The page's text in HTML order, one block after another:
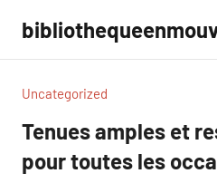
contenu
Uncategorized
Tenues amples et
pour toutes les